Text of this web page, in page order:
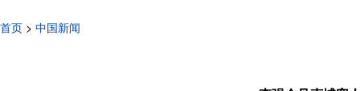
首页 > 中国新闻